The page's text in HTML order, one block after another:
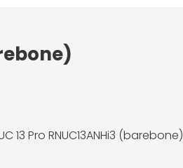
13 Pro RNUC13ANHi3 (barebone)